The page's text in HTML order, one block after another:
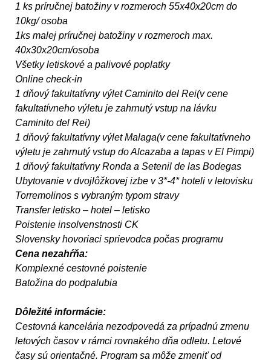
1 ks príručnej batožiny v rozmeroch 55x40x20cm do
10kg/ osoba
1ks malej príručnej batožiny v rozmeroch max.
40x30x20cm/osoba
Všetky letiskové a palivové poplatky
Online check-in
1 dňový fakultatívny výlet Caminito del Rei(v cene
fakultatívneho výletu je zahrnutý vstup na lávku
Caminito del Rei)
1 dňový fakultatívny výlet Malaga(v cene fakultatívneho
výletu je zahrnutý vstup do Alcazaba a tapas v El Pimpi)
1 dňový fakultatívny Ronda a Setenil de las Bodegas
Ubytovanie v dvojlôžkovej izbe v 3*-4* hoteli v letovisku
Torremolinos s vybraným typom stravy
Transfer letisko – hotel – letisko
Poistenie insolvenstnosti CK
Slovensky hovoriaci sprievodca počas programu
Cena nezahŕňa:
Komplexné cestovné poistenie
Batožina do podpalubia
Dôležité informácie:
Cestovná kancelária nezodpovedá za prípadnú zmenu
letových časov v rámci rovnakého dňa odletu. Letové
časy sú orientačné. Program sa môže zmeniť od